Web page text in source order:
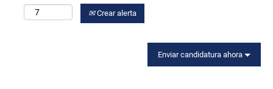
Crear alerta
Enviar candidatura ahora